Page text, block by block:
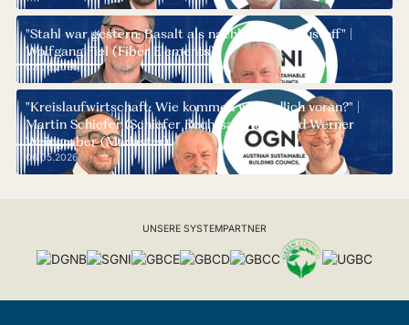
"Stahl war gestern: Basalt als nachhaltiger Baustoff" |
Wolfgang Fiel (Fiber Elements)
03.06.2026
"Kreislaufwirtschaft: Wie kommen wir endlich voran?" |
Martin Schiefer (Schiefer Rechtsanwälte) und Werner
Weingraber (Madaster)
06.05.2026
UNSERE SYSTEMPARTNER